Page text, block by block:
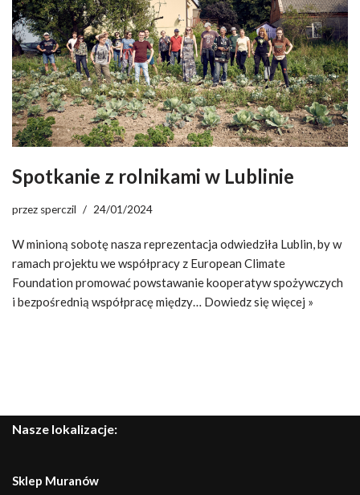
Spotkanie z rolnikami w Lublinie
przez sperczil 24/01/2024
W minioną sobotę nasza reprezentacja odwiedziła Lublin, by w
ramach projektu we współpracy z European Climate
Foundation promować powstawanie kooperatyw spożywczych
i bezpośrednią współpracę między… Dowiedz się więcej »
Nasze lokalizacje:
Sklep Muranów